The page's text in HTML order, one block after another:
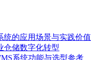
统的应用场景与实践价值
仓储数字化转型
系统功能与选型参考